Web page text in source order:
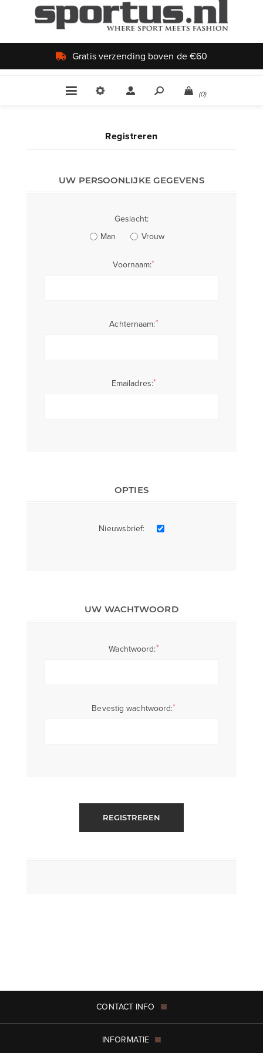
Gratis verzending boven de €60
(0)
Registreren
UW PERSOONLIJKE GEGEVENS
Geslacht:
Man
Vrouw
Voornaam:*
Achternaam:*
Emailadres:*
OPTIES
Nieuwsbrief:
UW WACHTWOORD
Wachtwoord:*
Bevestig wachtwoord:*
REGISTREREN
CONTACT INFO
INFORMATIE